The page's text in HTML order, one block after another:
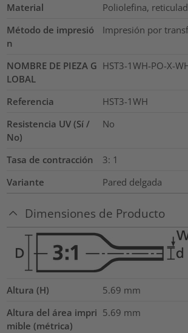
Material
Poliolefina,
Método de impresió
n
Impresión por
NOMBRE DE PIEZA G
LOBAL
HST3-1WH-PO-X-
Referencia
HST3-1WH
Resistencia UV (Sí /
No)
No
Tasa de contracción
3: 1
Variante
Pared delgada
Dimensiones de Producto
Altura (H) 5.69 mm
Altura del área impri
mible (métrica)
5.69 mm